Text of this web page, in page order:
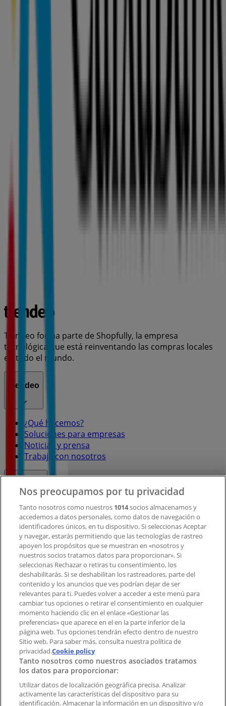
Tiendeo forma parte de Shopfully, la empresa
tecnológica que está reinventando las compras locales
en todo el mundo.
Tiendeo
¿Qué hacemos?
Soluciones para empresas
Noticias y prensa
Trabaja con nosotros
Contacto comercial y de marketing
Tienda mal colocada en el mapa
Notificar un folleto
¿Encontraste un problema en la web o en la
aplicación?
Índices
Marcas
Marcas locales
Negocios
Negocios cercanos
Productos
Productos locales
Ciudades
Nos preocupamos por tu privacidad
Tanto nosotros como nuestros 1014socios almacenamos y
accedemos a datos personales, como datos de navegación o
identificadores únicos, en tu dispositivo. Si seleccionas Aceptar
y navegar, estarás permitiendo que las tecnologías de rastreo
apoyen los propósitos que se muestran en «nosotros y
nuestros socios tratamos datos para proporcionar». Si
seleccionas Rechazar o retiras tu consentimiento, los
deshabilitarás. Si se deshabilitan los rastreadores, parte del
contenido y los anuncios que ves podrían dejar de ser
relevantes para ti. Puedes volver a acceder a este menú para
cambiar tus opciones o retirar el consentimiento en cualquier
momento haciendo clic en el enlace «Gestionar las
preferencias» que aparece en el en la parte inferior de la
página web. Tus opciones tendrán efecto dentro de nuestro
Sitio web. Para saber más, consulta nuestra política de
privacidad.Cookie policy
Tanto nosotros como nuestros asociados tratamos
los datos para proporcionar:
Utilizar datos de localización geográfica precisa. Analizar
activamente las características del dispositivo para su
identificación. Almacenar la información en un dispositivo y/o